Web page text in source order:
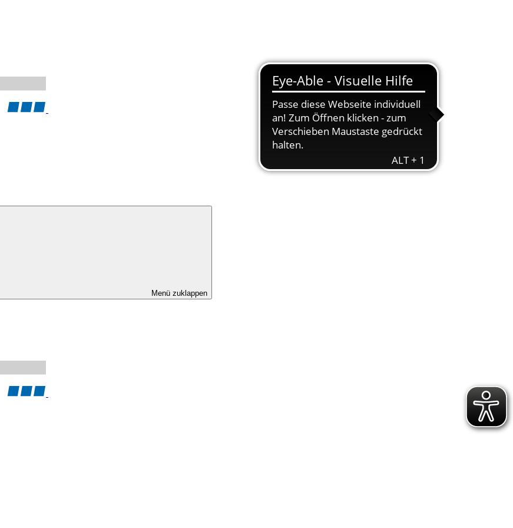
Menü zuklappen